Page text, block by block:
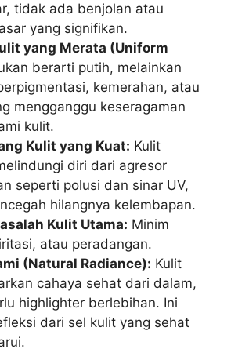
tidak ada benjolan atau
yang signifikan.
yang Merata (Uniform
berarti putih, melainkan
kemerahan, atau
mengganggu keseragaman
kulit.
Kulit yang Kuat: Kulit
diri dari agresor
seperti polusi dan sinar UV,
hilangnya kelembapan.
Kulit Utama: Minim
atau peradangan.
(Natural Radiance): Kulit
cahaya sehat dari dalam,
highlighter berlebihan. Ini
dari sel kulit yang sehat